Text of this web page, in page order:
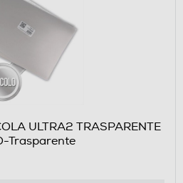
ULTRA2 TRASPARENTE
Trasparente